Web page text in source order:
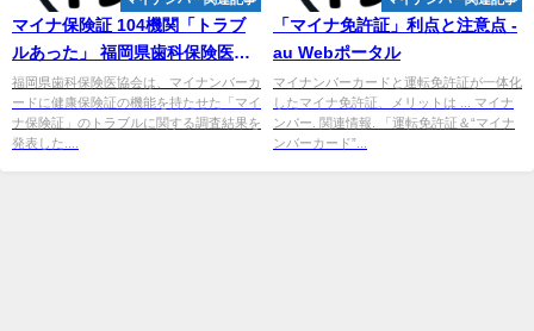
マイナ保険証 104機関「トラブ
ルあった」 福岡県歯科保険医協
会調査 - 西日本新聞
福岡県歯科保険医協会は、マイナンバーカ
ードに健康保険証の機能を持たせた「マイ
ナ保険証」のトラブルに関する調査結果を
発表した....
「マイナ免許証」利点と注意点 -
au Webポータル
マイナンバーカードと運転免許証が一体化
したマイナ免許証、メリットは ... マイナ
ンバー. 関連情報. 「運転免許証＆“マイナ
ンバーカード”...